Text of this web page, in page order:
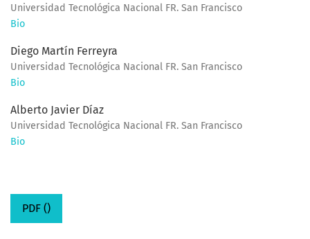
Universidad Tecnológica Nacional FR. San Francisco
Bio
Diego Martín Ferreyra
Universidad Tecnológica Nacional FR. San Francisco
Bio
Alberto Javier Díaz
Universidad Tecnológica Nacional FR. San Francisco
Bio
PDF ()